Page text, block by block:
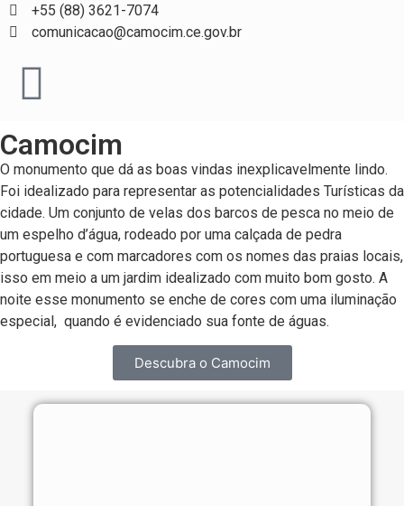
+55 (88) 3621-7074
comunicacao@camocim.ce.gov.br
Camocim
O monumento que dá as boas vindas inexplicavelmente lindo.
Foi idealizado para representar as potencialidades Turísticas da
cidade. Um conjunto de velas dos barcos de pesca no meio de
um espelho d’água, rodeado por uma calçada de pedra
portuguesa e com marcadores com os nomes das praias locais,
isso em meio a um jardim idealizado com muito bom gosto. A
noite esse monumento se enche de cores com uma iluminação
especial, quando é evidenciado sua fonte de águas.
Descubra o Camocim